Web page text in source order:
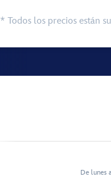
* Todos los precios están
De lunes